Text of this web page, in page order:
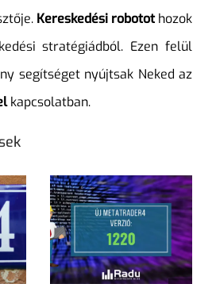
Kereskedési robotothozok
stratégiádból. Ezen felül
segítséget nyújtsak Neked az
kapcsolatban.